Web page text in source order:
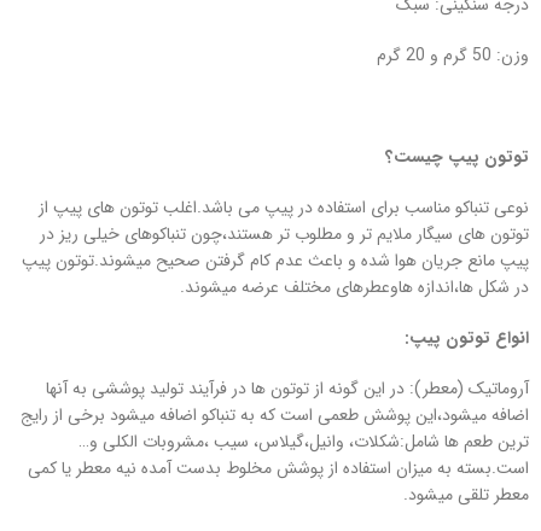
وزن: 50 گرم و 20 گرم
توتون پیپ چیست؟
نوعی تنباکو مناسب برای استفاده در پیپ می باشد.اغلب توتون های پیپ از
توتون های سیگار ملایم تر و مطلوب تر هستند،چون تنباکوهای خیلی ریز در
پیپ مانع جریان هوا شده و باعث عدم کام گرفتن صحیح میشوند.توتون پیپ
در شکل ها،اندازه هاوعطرهای مختلف عرضه میشوند.
انواع توتون پیپ:
آروماتیک (معطر): در این گونه از توتون ها در فرآیند تولید پوششی به آنها
اضافه میشود،این پوشش طعمی است که به تنباکو اضافه میشود برخی از رایج
ترین طعم ها شامل:شکلات، وانیل،گیلاس، سیب ،مشروبات الکلی و…
است.بسته به میزان استفاده از پوشش مخلوط بدست آمده نیه معطر یا کمی
معطر تلقی میشود.